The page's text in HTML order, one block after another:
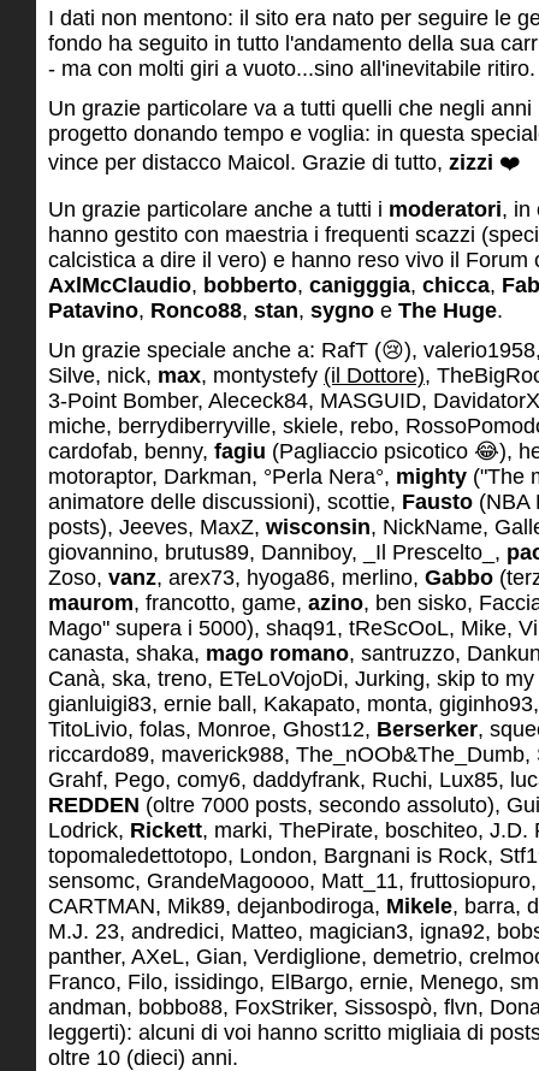
I dati non mentono: il sito era nato per seguire le
fondo ha seguito in tutto l'andamento della sua
- ma con molti giri a vuoto...sino all'inevitabile
Un grazie particolare va a tutti quelli che negli
progetto donando tempo e voglia: in questa
vince per distacco Maicol. Grazie di tutto, zizzi ❤️
Un grazie particolare anche a tutti i moderatori, in
hanno gestito con maestria i frequenti scazzi
calcistica a dire il vero) e hanno reso vivo il Forum
AxlMcClaudio, bobberto, canigggia, chicca, Fab
Patavino, Ronco88, stan, sygno e The Huge.
Un grazie speciale anche a: RafT (😢),
Silve, nick, max, montystefy (il Dottore),
3-Point Bomber, Alececk84, MASGUID,
miche, berrydiberryville, skiele, rebo,
cardofab, benny, fagiu (Pagliaccio psicotico 😂),
motoraptor, Darkman, °Perla Nera°, mighty ("The
animatore delle discussioni), scottie, Fausto (NBA
posts), Jeeves, MaxZ, wisconsin, NickName,
giovannino, brutus89, Danniboy, _Il Prescelto_,
Zoso, vanz, arex73, hyoga86, merlino, Gabbo
maurom, francotto, game, azino, ben sisko,
Mago" supera i 5000), shaq91, tReScOoL, Mike,
canasta, shaka, mago romano, santruzzo,
Canà, ska, treno, ETeLoVojoDi, Jurking, skip to
gianluigi83, ernie ball, Kakapato, monta,
TitoLivio, folas, Monroe, Ghost12, Berserker,
riccardo89, maverick988,
Grahf, Pego, comy6, daddyfrank, Ruchi, Lux85,
REDDEN (oltre 7000 posts, secondo assoluto),
Lodrick, Rickett, marki, ThePirate, boschiteo, J.D.
topomaledettotopo, London, Bargnani is Rock,
sensomc, GrandeMagoooo, Matt_11,
CARTMAN, Mik89, dejanbodiroga, Mikele, barra,
M.J. 23, andredici, Matteo, magician3, igna92,
panther, AXeL, Gian, Verdiglione, demetrio,
Franco, Filo, issidingo, ElBargo, ernie, Menego,
andman, bobbo88, FoxStriker, Sissospò, flvn,
leggerti): alcuni di voi hanno scritto migliaia di
oltre 10 (dieci) anni.